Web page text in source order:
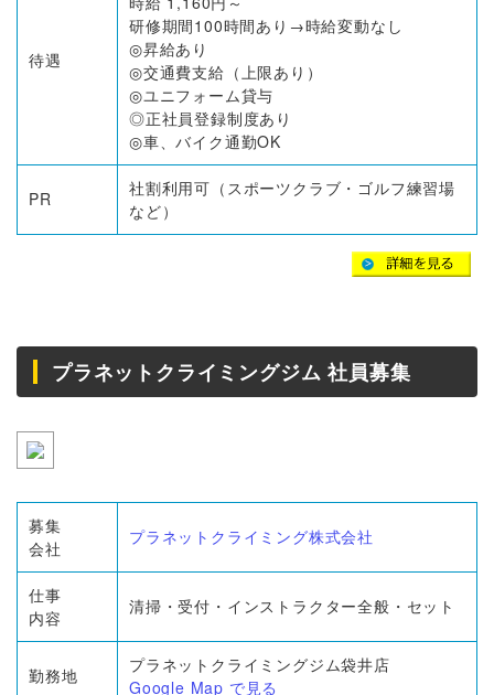
待遇
研修期間100時間あり→時給変動なし
◎昇給あり
◎交通費支給（上限あり）
◎ユニフォーム貸与
◎正社員登録制度あり
◎車、バイク通勤OK
PR
社割利用可（スポーツクラブ・ゴルフ練習場
など）
プラネットクライミングジム 社員募集
募集
会社
プラネットクライミング株式会社
仕事
内容
清掃・受付・インストラクター全般・セット
勤務地
プラネットクライミングジム袋井店
Google Map で見る